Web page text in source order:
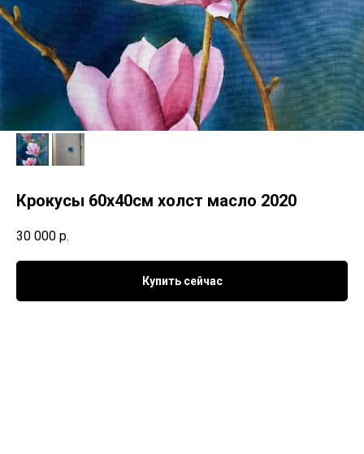
Крокусы 60х40см холст масло 2020
30 000 р.
Купить сейчас